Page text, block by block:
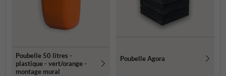
Poubelle 50 litres -
plastique - vert/orange -
montage mural
Poubelle Agora